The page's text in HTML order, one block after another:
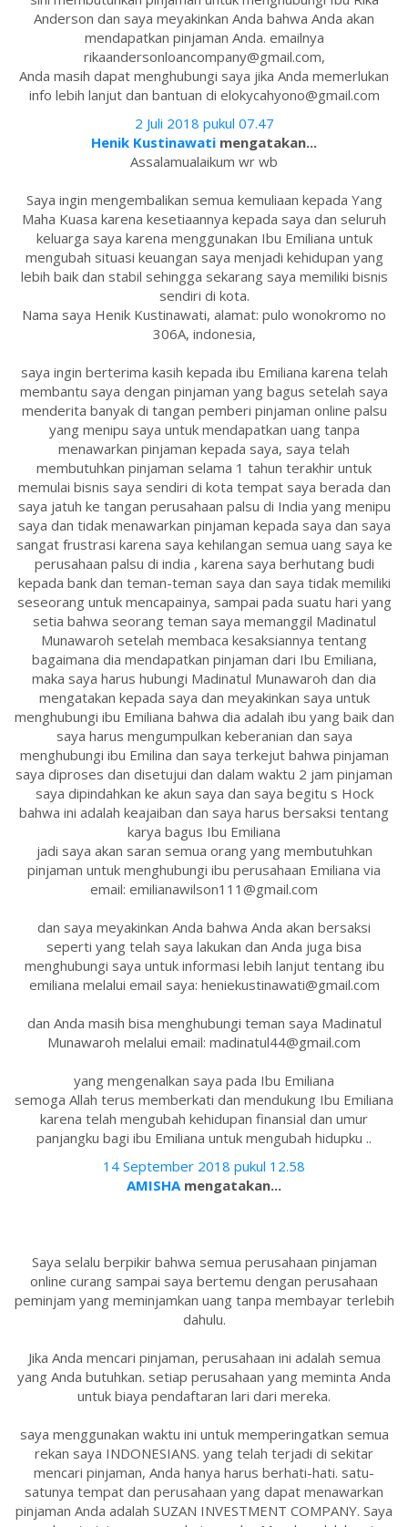
Anderson dan saya meyakinkan Anda bahwa Anda akan
mendapatkan pinjaman Anda. emailnya
rikaandersonloancompany@gmail.com,
Anda masih dapat menghubungi saya jika Anda memerlukan
info lebih lanjut dan bantuan di elokycahyono@gmail.com
2 Juli 2018 pukul 07.47
Henik Kustinawati mengatakan...
Assalamualaikum wr wb
Saya ingin mengembalikan semua kemuliaan kepada Yang
Maha Kuasa karena kesetiaannya kepada saya dan seluruh
keluarga saya karena menggunakan Ibu Emiliana untuk
mengubah situasi keuangan saya menjadi kehidupan yang
lebih baik dan stabil sehingga sekarang saya memiliki bisnis
sendiri di kota.
Nama saya Henik Kustinawati, alamat: pulo wonokromo no
306A, indonesia,
saya ingin berterima kasih kepada ibu Emiliana karena telah
membantu saya dengan pinjaman yang bagus setelah saya
menderita banyak di tangan pemberi pinjaman online palsu
yang menipu saya untuk mendapatkan uang tanpa
menawarkan pinjaman kepada saya, saya telah
membutuhkan pinjaman selama 1 tahun terakhir untuk
memulai bisnis saya sendiri di kota tempat saya berada dan
saya jatuh ke tangan perusahaan palsu di India yang menipu
saya dan tidak menawarkan pinjaman kepada saya dan saya
sangat frustrasi karena saya kehilangan semua uang saya ke
perusahaan palsu di india , karena saya berhutang budi
kepada bank dan teman-teman saya dan saya tidak memiliki
seseorang untuk mencapainya, sampai pada suatu hari yang
setia bahwa seorang teman saya memanggil Madinatul
Munawaroh setelah membaca kesaksiannya tentang
bagaimana dia mendapatkan pinjaman dari Ibu Emiliana,
maka saya harus hubungi Madinatul Munawaroh dan dia
mengatakan kepada saya dan meyakinkan saya untuk
menghubungi ibu Emiliana bahwa dia adalah ibu yang baik dan
saya harus mengumpulkan keberanian dan saya
menghubungi ibu Emilina dan saya terkejut bahwa pinjaman
saya diproses dan disetujui dan dalam waktu 2 jam pinjaman
saya dipindahkan ke akun saya dan saya begitu s Hock
bahwa ini adalah keajaiban dan saya harus bersaksi tentang
karya bagus Ibu Emiliana
jadi saya akan saran semua orang yang membutuhkan
pinjaman untuk menghubungi ibu perusahaan Emiliana via
email: emilianawilson111@gmail.com
dan saya meyakinkan Anda bahwa Anda akan bersaksi
seperti yang telah saya lakukan dan Anda juga bisa
menghubungi saya untuk informasi lebih lanjut tentang ibu
emiliana melalui email saya: heniekustinawati@gmail.com
dan Anda masih bisa menghubungi teman saya Madinatul
Munawaroh melalui email: madinatul44@gmail.com
yang mengenalkan saya pada Ibu Emiliana
semoga Allah terus memberkati dan mendukung Ibu Emiliana
karena telah mengubah kehidupan finansial dan umur
panjangku bagi ibu Emiliana untuk mengubah hidupku ..
14 September 2018 pukul 12.58
AMISHAmengatakan...
Saya selalu berpikir bahwa semua perusahaan pinjaman
online curang sampai saya bertemu dengan perusahaan
peminjam yang meminjamkan uang tanpa membayar terlebih
dahulu.
Jika Anda mencari pinjaman, perusahaan ini adalah semua
yang Anda butuhkan. setiap perusahaan yang meminta Anda
untuk biaya pendaftaran lari dari mereka.
saya menggunakan waktu ini untuk memperingatkan semua
rekan saya INDONESIANS. yang telah terjadi di sekitar
mencari pinjaman, Anda hanya harus berhati-hati. satu-
satunya tempat dan perusahaan yang dapat menawarkan
pinjaman Anda adalah SUZAN INVESTMENT COMPANY. Saya